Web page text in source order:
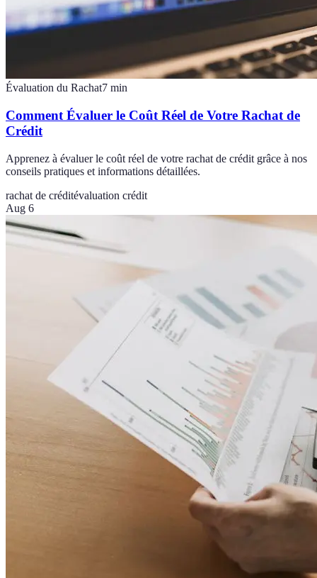
Évaluation du Rachat7 min
Comment Évaluer le Coût Réel de Votre Rachat de
Crédit
Apprenez à évaluer le coût réel de votre rachat de crédit grâce à nos
conseils pratiques et informations détaillées.
rachat de créditévaluation crédit
Aug 6